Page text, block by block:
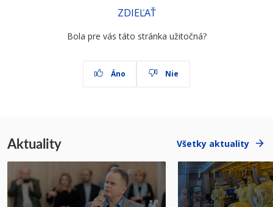
ZDIEĽAŤ
Bola pre vás táto stránka užitočná?
Áno Nie
Aktuality Všetky aktuality